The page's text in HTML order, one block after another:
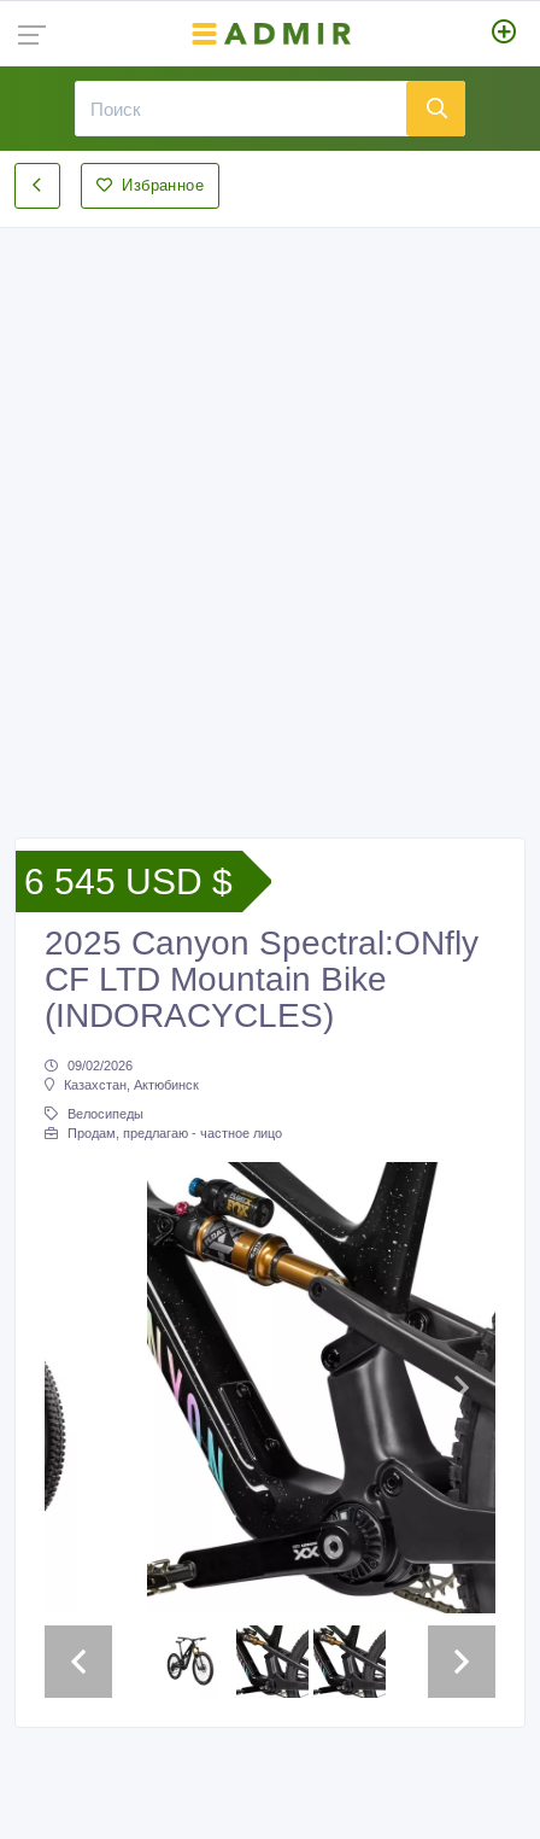
Избранное
6 545 USD $
2025 Canyon Spectral:ONfly
CF LTD Mountain Bike
(INDORACYCLES)
09/02/2026
Казахстан, Актюбинск
Велосипеды
Продам, предлагаю - частное лицо